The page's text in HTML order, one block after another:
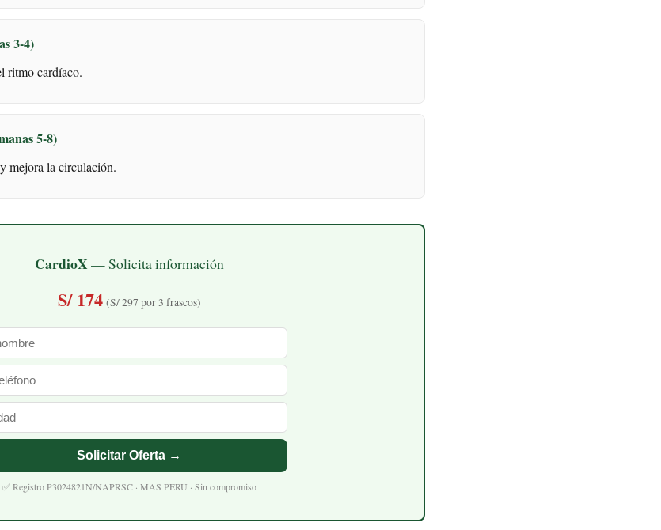
3-4)
ritmo cardíaco.
5-8)
mejora la circulación.
CardioX— Solicita información
S/ 174 (S/ 297 por 3 frascos)
Solicitar Oferta →
✅ Registro P3024821N/NAPRSC · MAS PERU · Sin compromiso